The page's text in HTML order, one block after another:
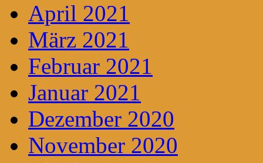
April 2021
März 2021
Februar 2021
Januar 2021
Dezember 2020
November 2020